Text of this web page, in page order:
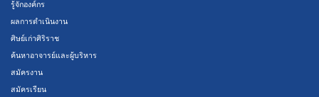
รู้จักองค์กร
ผลการดำเนินงาน
ศิษย์เก่าศิริราช
ค้นหาอาจารย์และผู้บริหาร
สมัครงาน
สมัครเรียน